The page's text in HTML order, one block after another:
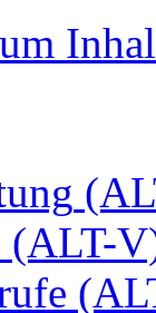
(ALT-